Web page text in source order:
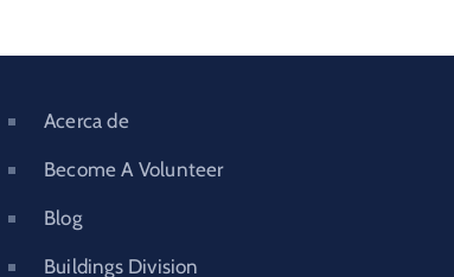
Acerca de
Become A Volunteer
Blog
Buildings Division